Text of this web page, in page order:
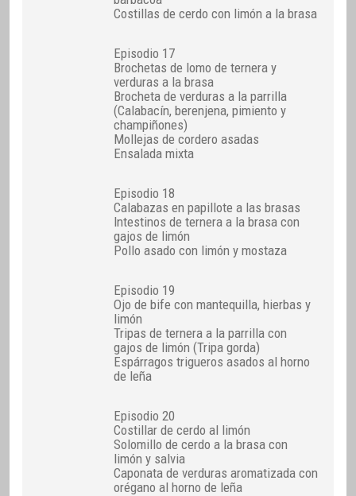
Costillas de cerdo con limón a la brasa
Episodio 17
Brochetas de lomo de ternera y
verduras a la brasa
Brocheta de verduras a la parrilla
(Calabacín, berenjena, pimiento y
champiñones)
Mollejas de cordero asadas
Ensalada mixta
Episodio 18
Calabazas en papillote a las brasas
Intestinos de ternera a la brasa con
gajos de limón
Pollo asado con limón y mostaza
Episodio 19
Ojo de bife con mantequilla, hierbas y
limón
Tripas de ternera a la parrilla con
gajos de limón (Tripa gorda)
Espárragos trigueros asados al horno
de leña
Episodio 20
Costillar de cerdo al limón
Solomillo de cerdo a la brasa con
limón y salvia
Caponata de verduras aromatizada con
orégano al horno de leña